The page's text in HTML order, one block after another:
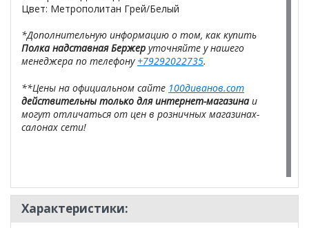
Цвет: Метрополитан Грей/Белый
*Дополнительную информацию о том, как купить
Полка надставная Бержер уточняйте у нашего
менеджера по телефону +79292022735.
**Цены на официальном сайте 100диванов.com
действительны только для интернет-магазинаи
могут отличаться от цен в розничных магазинах-
салонах сети!
Характеристики: